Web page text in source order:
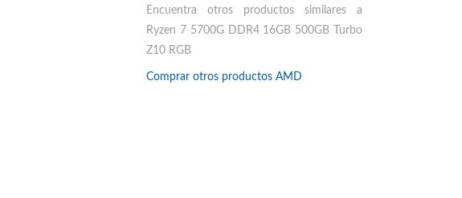
Encuentra otros productos similares a
Ryzen 7 5700G DDR4 16GB 500GB Turbo
Z10 RGB
Comprar otros productos AMD